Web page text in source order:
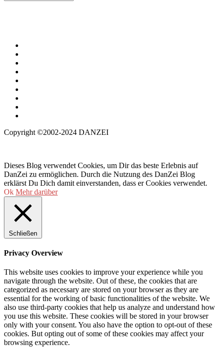
Copyright ©2002-2024 DANZEI
Dieses Blog verwendet Cookies, um Dir das beste Erlebnis auf
DanZei zu ermöglichen. Durch die Nutzung des DanZei Blog
erklärst Du Dich damit einverstanden, dass er Cookies verwendet.
Ok Mehr darüber
Schließen
Privacy Overview
This website uses cookies to improve your experience while you
navigate through the website. Out of these, the cookies that are
categorized as necessary are stored on your browser as they are
essential for the working of basic functionalities of the website. We
also use third-party cookies that help us analyze and understand how
you use this website. These cookies will be stored in your browser
only with your consent. You also have the option to opt-out of these
cookies. But opting out of some of these cookies may affect your
browsing experience.